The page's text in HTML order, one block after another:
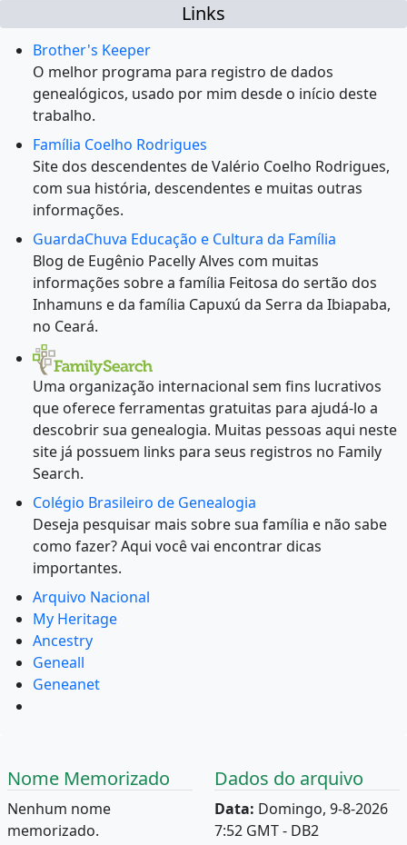
Links
Brother's Keeper
O melhor programa para registro de dados
genealógicos, usado por mim desde o início deste
trabalho.
Família Coelho Rodrigues
Site dos descendentes de Valério Coelho Rodrigues,
com sua história, descendentes e muitas outras
informações.
GuardaChuva Educação e Cultura da Família
Blog de Eugênio Pacelly Alves com muitas
informações sobre a família Feitosa do sertão dos
Inhamuns e da família Capuxú da Serra da Ibiapaba,
no Ceará.
Uma organização internacional sem fins lucrativos
que oferece ferramentas gratuitas para ajudá-lo a
descobrir sua genealogia. Muitas pessoas aqui neste
site já possuem links para seus registros no Family
Search.
Colégio Brasileiro de Genealogia
Deseja pesquisar mais sobre sua família e não sabe
como fazer? Aqui você vai encontrar dicas
importantes.
Arquivo Nacional
My Heritage
Ancestry
Geneall
Geneanet
Nome Memorizado
Nenhum nome
memorizado.
Dados do arquivo
Data: Domingo, 9-8-2026
7:52 GMT - DB2